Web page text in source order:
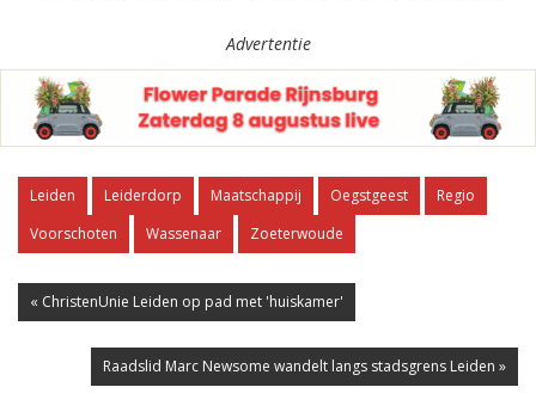
Advertentie
Leiden Leiderdorp Maatschappij Oegstgeest
Regio
Voorschoten
Wassenaar Zoeterwoude
« ChristenUnie Leiden op pad met 'huiskamer'
Raadslid Marc Newsome wandelt langs stadsgrens Leiden »